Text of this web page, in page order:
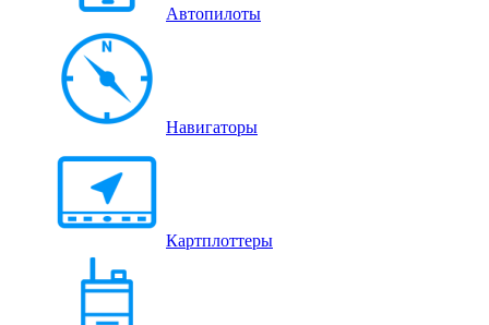
Автопилоты
Навигаторы
Картплоттеры